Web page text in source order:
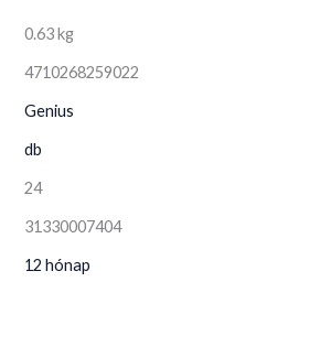
0.63 kg
4710268259022
Genius
db
24
31330007404
12 hónap